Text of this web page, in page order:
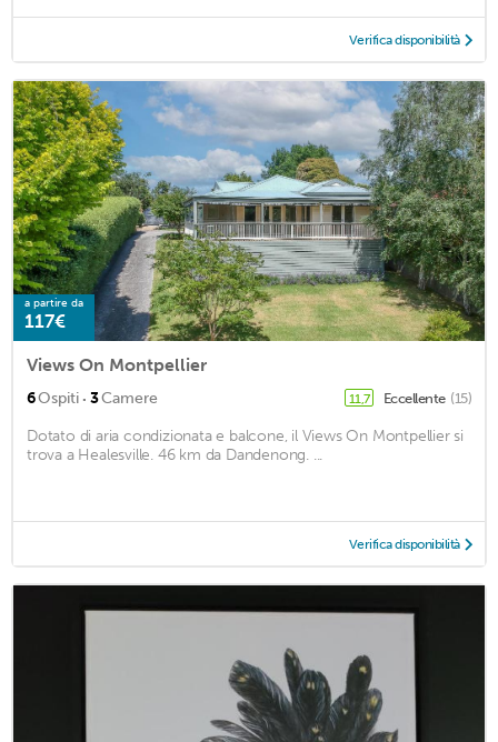
Verifica disponibilità
a partire da
117€
Views On Montpellier
6Ospiti · 3Camere 11,7 Eccellente (15)
Dotato di aria condizionata e balcone, il Views On Montpellier si
trova a Healesville. 46 km da Dandenong. ...
Verifica disponibilità